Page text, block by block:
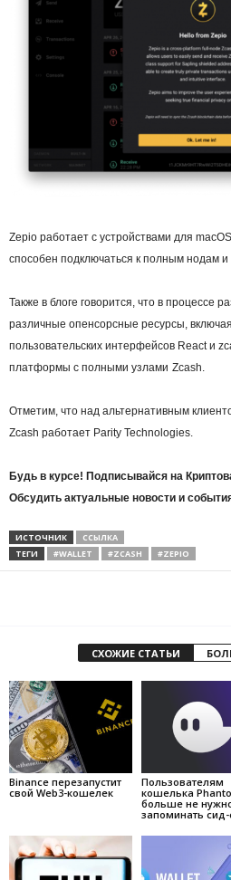
Zepio работает с устройствами для
способен подключаться к полным нодам и
Также в блоге говорится, что в процессе
различные опенсорсные ресурсы,
пользовательских интерфейсов React и
платформы с полными узлами Zcash.
Отметим, что над альтернативным
Zcash работает Parity Technologies.
Будь в курсе! Подписывайся на
Обсудить актуальные новости и
ИСТОЧНИК
ССЫЛКА
ТЕГИ
#WALLET #ZCASH #ZEPIO
СХОЖИЕ СТАТЬИ
Binance перезапустит
свой Web3-кошелек
Пользователям
кошелька
больше не
запоминать